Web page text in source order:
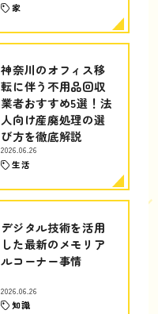
家
神奈川のオフィス移
転に伴う不用品回収
業者おすすめ5選！法
人向け産廃処理の選
び方を徹底解説
2026.06.26
生活
デジタル技術を活用
した最新のメモリア
ルコーナー事情
2026.06.26
知識